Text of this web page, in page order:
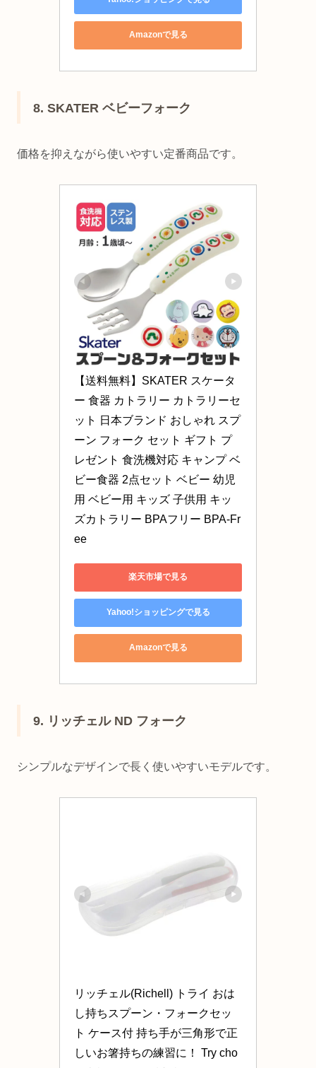
Amazonで見る
8. SKATER ベビーフォーク
価格を抑えながら使いやすい定番商品です。
【送料無料】SKATER スケータ
ー 食器 カトラリー カトラリーセ
ット 日本ブランド おしゃれ スプ
ーン フォーク セット ギフト プ
レゼント 食洗機対応 キャンプ ベ
ビー食器 2点セット ベビー 幼児
用 ベビー用 キッズ 子供用 キッ
ズカトラリー BPAフリー BPA-Fr
ee
楽天市場で見る
Yahoo!ショッピングで見る
Amazonで見る
9. リッチェル ND フォーク
シンプルなデザインで長く使いやすいモデルです。
リッチェル(Richell) トライ おは
し持ちスプーン・フォークセッ
ト ケース付 持ち手が三角形で正
しいお箸持ちの練習に！ Try cho